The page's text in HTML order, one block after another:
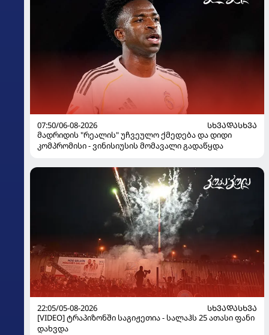
07:50/06-08-2026
ᲡᲮᲕᲐᲓᲐᲡᲮᲕᲐ
მადრიდის "რეალის" უჩვეულო ქმედება და დიდი
კომპრომისი - ვინისიუსის მომავალი გადაწყდა
22:05/05-08-2026
ᲡᲮᲕᲐᲓᲐᲡᲮᲕᲐ
[VIDEO] ტრაპიზონში საგიჟეთია - სალაჰს 25 ათასი ფანი
დახვდა